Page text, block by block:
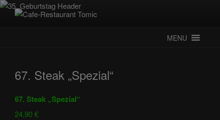
Zum
Inhalt
MENU
67. Steak „Spezial“
67. Steak „Spezial“
24,90 €